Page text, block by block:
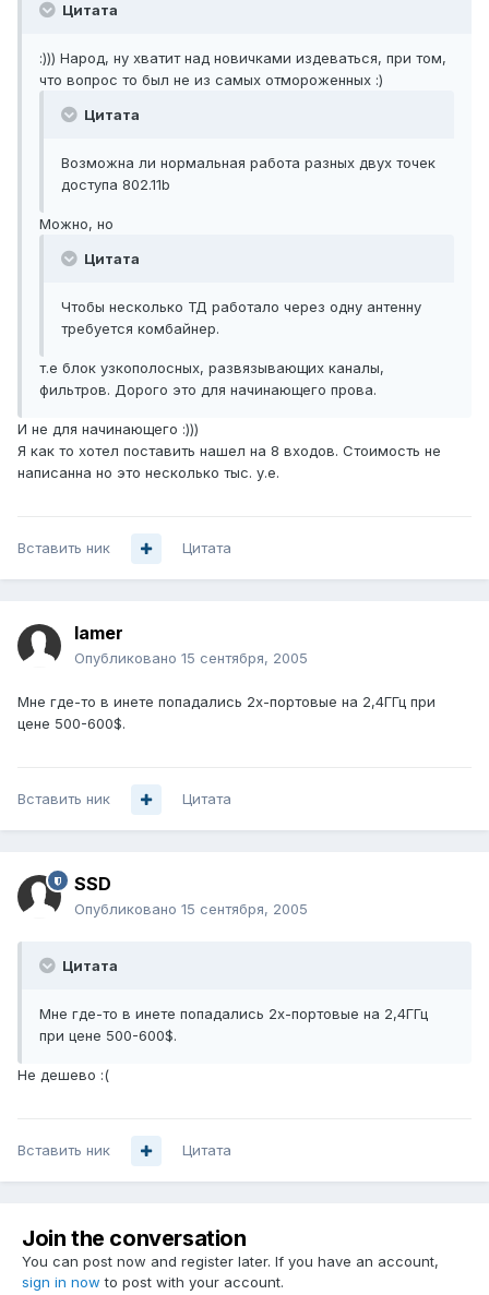
Цитата
:))) Народ, ну хватит над новичками издеваться, при том,
что вопрос то был не из самых отмороженных :)
Цитата
Возможна ли нормальная работа разных двух точек
доступа 802.11b
Можно, но
Цитата
Чтобы несколько ТД работало через одну антенну
требуется комбайнер.
т.е блок узкополосных, развязывающих каналы,
фильтров. Дорого это для начинающего прова.
И не для начинающего :)))
Я как то хотел поставить нашел на 8 входов. Стоимость не
написанна но это несколько тыс. у.е.
Вставить ник Цитата
lamer
Опубликовано 15 сентября, 2005
Мне где-то в инете попадались 2х-портовые на 2,4ГГц при
цене 500-600$.
Вставить ник Цитата
SSD
Опубликовано 15 сентября, 2005
Цитата
Мне где-то в инете попадались 2х-портовые на 2,4ГГц
при цене 500-600$.
Не дешево :(
Вставить ник Цитата
Join the conversation
You can post now and register later. If you have an account,
sign in now to post with your account.